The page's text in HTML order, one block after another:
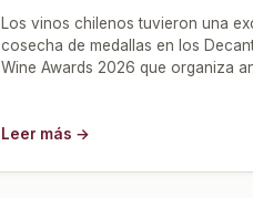
Los vinos chilenos tuvieron una
cosecha de medallas en los
Wine Awards 2026 que organiza
Leer más →